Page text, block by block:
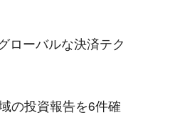
ローバルな決済テク
の投資報告を6件確